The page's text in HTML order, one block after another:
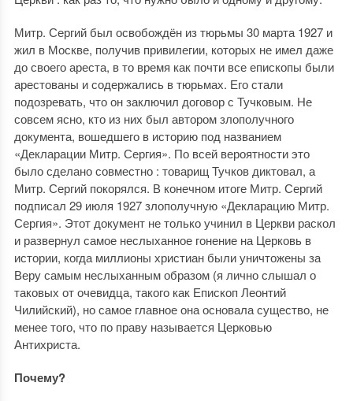
Митр. Сергий был освобождён из тюрьмы 30 марта 1927 и
жил в Москве, получив привилегии, которых не имел даже
до своего ареста, в то время как почти все епископы были
арестованы и содержались в тюрьмах. Его стали
подозревать, что он заключил договор с Тучковым. Не
совсем ясно, кто из них был автором злополучного
документа, вошедшего в историю под названием
«Декларации Митр. Сергия». По всей вероятности это
было сделано совместно : товарищ Тучков диктовал, а
Митр. Сергий покорялся. В конечном итоге Митр. Сергий
подписал 29 июля 1927 злополучную «Декларацию Митр.
Сергия». Этот документ не только учинил в Церкви раскол
и развернул самое неслыханное гонение на Церковь в
истории, когда миллионы христиан были уничтожены за
Веру самым неслыханным образом (я лично слышал о
таковых от очевидца, такого как Епископ Леонтий
Чилийский), но самое главное она основала существо, не
менее того, что по праву называется Церковью
Антихриста.
Почему?